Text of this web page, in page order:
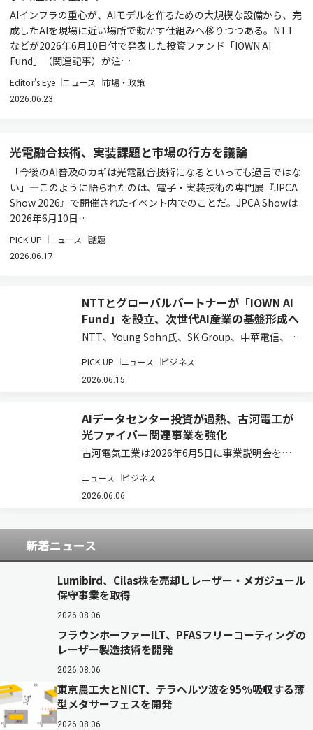
AIインフラの重心が、AIモデルを作るための大規模な設備から、完
成したAIを現場に近い場所で動かす仕組みへ移りつつある。NTT
などが2026年6月10日付で発表した投資ファンド「IOWN AI
Fund」（関連記事）が注…
Editor's Eye ニュース 市場・政策
2026.06.23
光電融合技術、実装課題と市場の行方を議論
「今後のAI普及のカギは光電融合技術になるといっても過言ではな
い」―このように語られたのは、電子・実装技術の専門展『JPCA
Show 2026』で開催されたイベント内でのことだ。JPCA Showは
2026年6月10日…
PICK UP ニュース 話題
2026.06.17
NTTとグローバルパートナーが「IOWN AI
Fund」を設立、次世代AI産業の基盤形成へ
NTT、Young Sohn氏、SK Group、中華電信、お
投資を通じてIOWNエコシステムの構築と新たな
事業創出を目指す投資ファンド「IOWN AI
PICK UP ニュース ビジネス
2026.06.15
AIデータセンター投資が過熱、古河電工が
光ファイバー関連事業を強化
古河電気工業は2026年6月5日に事業説明会を開
発表した。 光ソリューション領域長の浅尾真史氏
は、2030年に向け「革新的な光ソリューション
ニュース ビジネス
2026.06.06
新着ニュース
Lumibird、Cilas株を売却しレーザー・メガジュール
保守事業を取得
2026.08.06
フラウンホーファーILT、PFASフリーコーティングの
レーザー製造技術を開発
2026.08.06
東京農工大とNICT、テラヘルツ波を95％吸収する薄
型メタサーフェスを開発
2026.08.06